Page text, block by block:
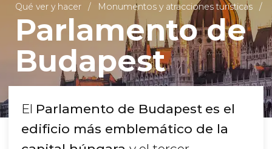
Qué ver y hacer Monumentos y atracciones turísticas
Parlamento de
Budapest
El Parlamento de Budapest es el
edificio más emblemático de la